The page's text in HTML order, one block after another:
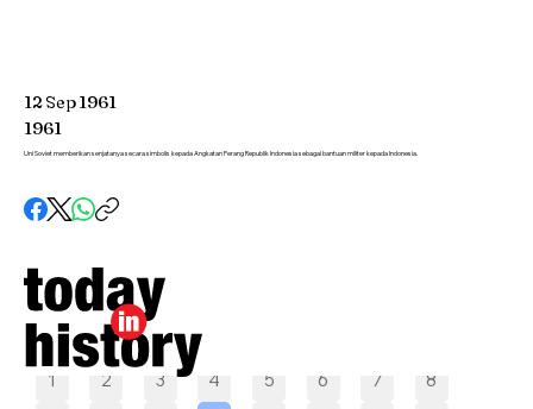
Pilih tanggal
1 2 3 4 5 6 7
8
12Sep1961
1961
Uni Soviet memberikan senjatanya secara simbolis kepada Angkatan Perang Republik Indonesia sebagai bantuan militer kepada Indonesia.